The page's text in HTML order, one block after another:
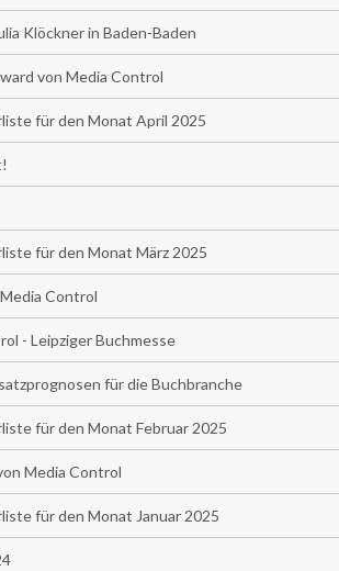
Klöckner in Baden-Baden
von Media Control
für den Monat April 2025
für den Monat März 2025
Control
- Leipziger Buchmesse
für die Buchbranche
für den Monat Februar 2025
Media Control
für den Monat Januar 2025